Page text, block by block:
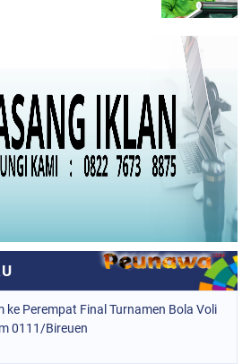
ke Perempat Final Turnamen Bola Voli
0111/Bireuen